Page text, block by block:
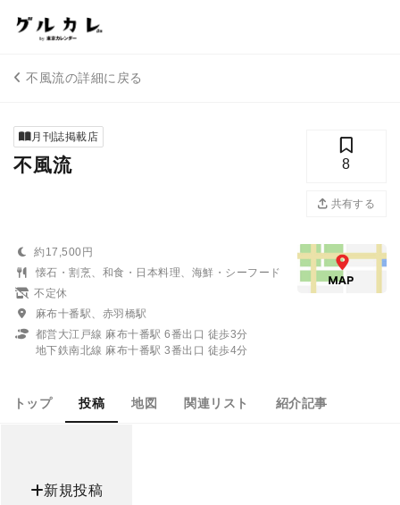
不風流の詳細に戻る
月刊誌掲載店
不風流 8
共有する
約17,500円
懐石・割烹、和食・日本料理、海鮮・シーフード
不定休
麻布十番駅、赤羽橋駅
都営大江戸線 麻布十番駅 6番出口 徒歩3分
地下鉄南北線 麻布十番駅 3番出口 徒歩4分
トップ 投稿 地図 関連リスト 紹介記事
新規投稿